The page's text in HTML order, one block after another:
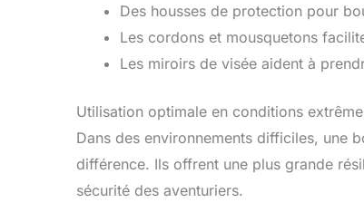
Des housses de protection pour
Les cordons et mousquetons
Les miroirs de visée aident à
Utilisation optimale en conditions
Dans des environnements difficiles, une
différence. Ils offrent une plus grande
sécurité des aventuriers.